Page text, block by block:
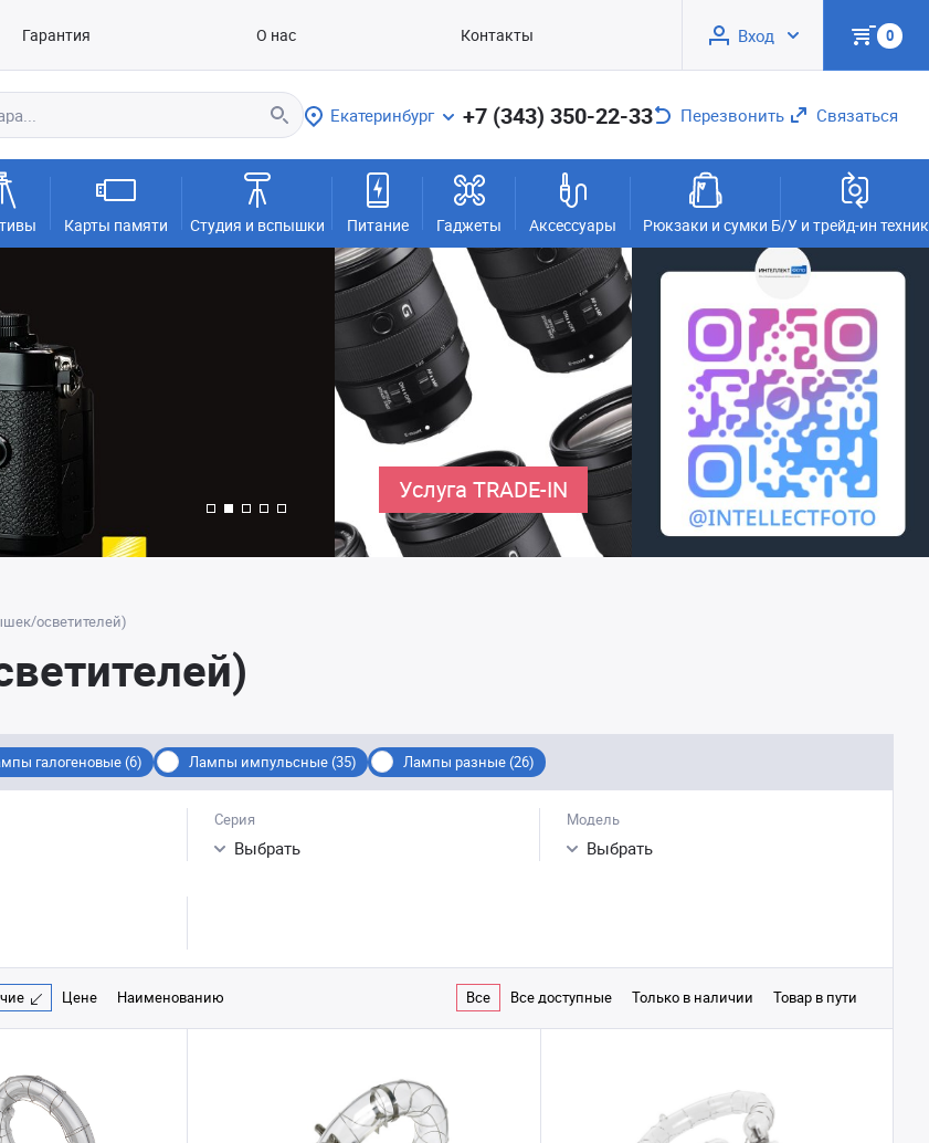
Гарантия О нас Контакты Вход 0
Екатеринбург +7 (343) 350-22-33 Перезвонить Связаться
Карты памяти Студия и вспышки Питание Гаджеты Аксессуары Рюкзаки и сумки Б/У и трейд-ин
Услуга TRADE-IN
осветителей)
галогеновые (6) Лампы импульсные (35) Лампы разные (26)
Серия
Выбрать
Модель
Выбрать
Цене Наименованию Все Все доступные Только в наличии Товар в пути